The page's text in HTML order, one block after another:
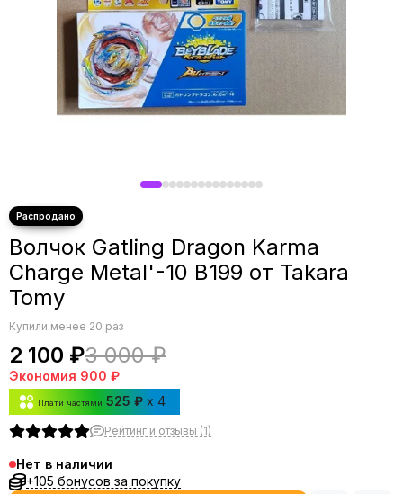
Волчок Gatling Dragon Karma
Charge Metal'-10 B199 от Takara
Tomy
Купили менее 20 раз
2 100 ₽3 000 ₽
Экономия 900 ₽
Плати частями 525 ₽ x 4
Рейтинг и отзывы (1)
Нет в наличии
+105 бонусов за покупку